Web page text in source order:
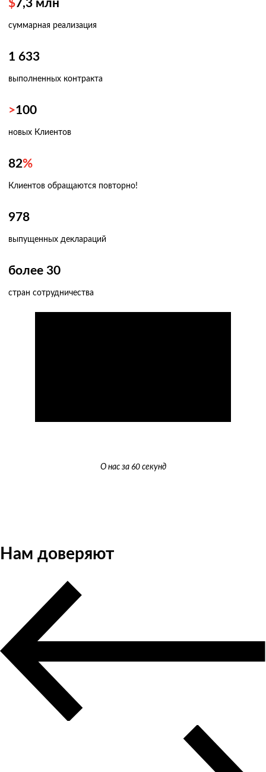
$7,3 млн
суммарная реализация
1 633
выполненных контракта
>100
новых Клиентов
82%
Клиентов обращаются повторно!
978
выпущенных деклараций
более 30
стран сотрудничества
О нас за 60 секунд
Нам доверяют